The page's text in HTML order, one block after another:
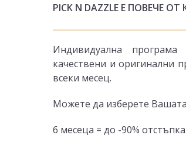
PICK N DAZZLE Е ПОВЕЧЕ
Индивидуална
качествени и оригинални
всеки месец.
Можете да изберете
6 месеца = до -90% отстъпка